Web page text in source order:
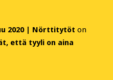
2020 | Nörttitytöt on
että tyyli on aina